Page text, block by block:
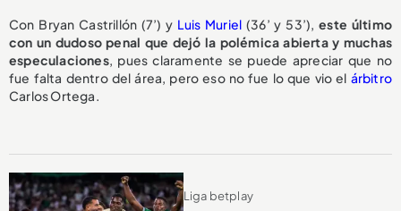
Con Bryan Castrillón (7’) y Luis Muriel (36’ y 53’),este último
con un dudoso penal que dejó la polémica abierta y muchas
especulaciones, pues claramente se puede apreciar que no
fue falta dentro del área, pero eso no fue lo que vio el árbitro
Carlos Ortega.
Liga betplay